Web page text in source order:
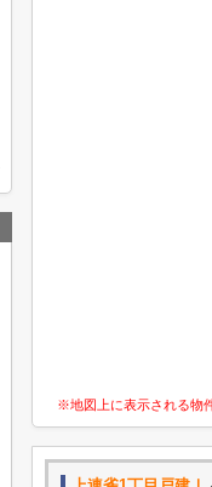
※地図上に表示される物